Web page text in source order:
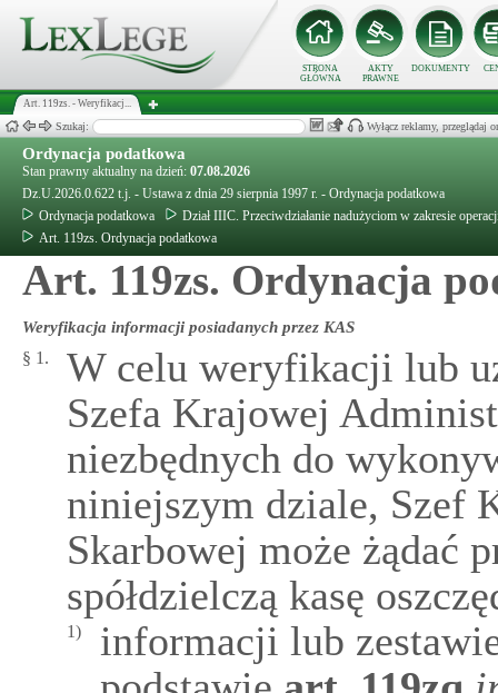
STRONA
GŁÓWNA
AKTY
PRAWNE
DOKUMENTY
Art. 119zs. - Weryfikacj...
Szukaj: Wyłącz reklamy, przeglądaj
Ordynacja podatkowa
Stan prawny aktualny na dzień: 07.08.2026
Dz.U.2026.0.622 t.j. - Ustawa z dnia 29 sierpnia 1997 r. - Ordynacja podatkowa
Ordynacja podatkowa
Dział IIIC. Przeciwdziałanie nadużyciom w zakresie
Art. 119zs. Ordynacja podatkowa
Art. 119zs. Ordynacja
Weryfikacja informacji posiadanych przez KAS
§ 1.
W celu weryfikacji lub
Szefa Krajowej
niezbędnych do
niniejszym dziale, Szef
Skarbowej może żądać
spółdzielczą kasę
1)
informacji lub